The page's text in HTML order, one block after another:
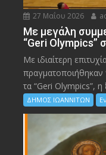
27 Μαΐου 2026
Με μεγάλη
“Geri Olympics”
Με ιδιαίτερη
πραγματοποιήθηκαν
τα “Geri Olympics”, η
ΔΗΜΟΣ ΙΩΑΝΝΙΤΩΝ